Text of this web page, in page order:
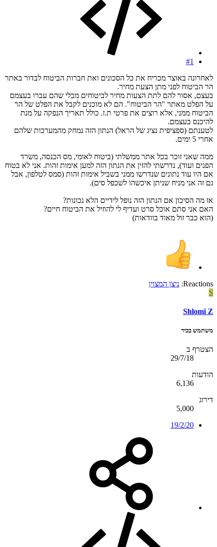
#1
לאחרונה באוצר מכריח את כל הסכונים ואת חברות הביטוח לבדור באתר
הר הביטוח לפני מתן הצעת מחיר.
בעצם, אסור להם לתת הצעות מחיר לביטוחים מבלי שהם עברו בעצמם
על הפלט מאתר "הר הביטוח". הם לא מוכנים לקבל את הפלט של הר
הביטוח ממני, אלא רוצים את פרטי ת.ז. כולל תאריך הנפקה על מנת
להיכנס בעצמם.
לטענתם (ספציפית נציג של הראל) הנתון הזה נמחק מהמערכות שלהם
אחרי 5 ימים.
ממה שאני זוכר בכל אתר ממשלתי (ביטוח לאומי, מס הכנסה, משרד
הפנים ועוד), נדרשתי להזין את הנתון הזה למען אימות זהות. אני לא בטוח
אם היו עוד נתונים שנדרשו ממני בשביל אימות זהות (סמס לטלפון, אבל
גם זה אני מניח שניתן איכשהו לשכפל סים).
אז מה הסיכון אם הנתון הזה נופל לידיים הלא נכונות?
האם אני סתם אוכל סרט ועדיף לי להוזיל את הביטוח חיים?
(הוא כבר זול מאוד בוודאות)
Reactions: ניצן המצוין
S
Shlomi Z
משתמש בכיר
הצטרף ב
29/7/18
הודעות
6,136
דירוג
5,000
19/2/20